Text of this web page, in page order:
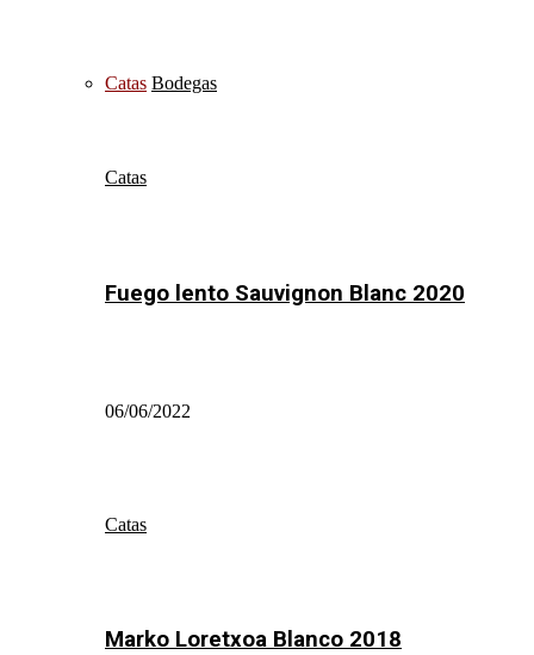
Catas Bodegas
Catas
Fuego lento Sauvignon Blanc 2020
06/06/2022
Catas
Marko Loretxoa Blanco 2018